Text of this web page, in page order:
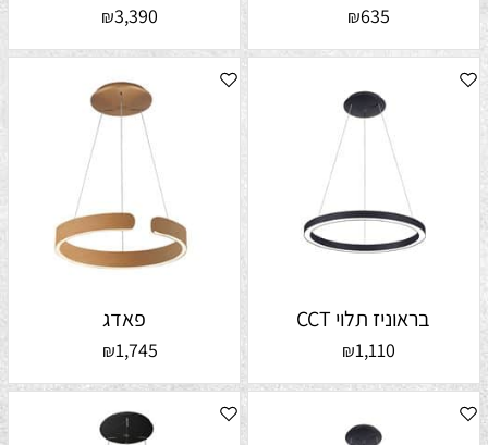
₪635
₪3,390
בראוניז תלוי CCT
₪1,110
פאדג
₪1,745